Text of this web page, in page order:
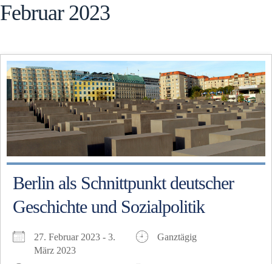
Februar 2023
Berlin als Schnittpunkt deutscher
Geschichte und Sozialpolitik
27. Februar 2023 - 3.
März 2023
Ganztägig